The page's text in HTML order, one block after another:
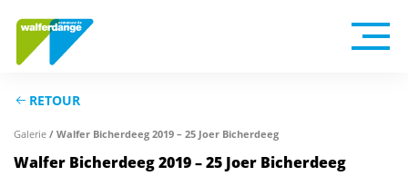
RETOUR
Galerie / Walfer Bicherdeeg 2019 – 25 Joer Bicherdeeg
Walfer Bicherdeeg 2019 – 25 Joer Bicherdeeg